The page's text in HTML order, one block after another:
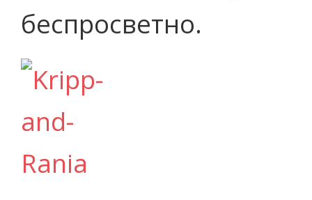
беспросветно.